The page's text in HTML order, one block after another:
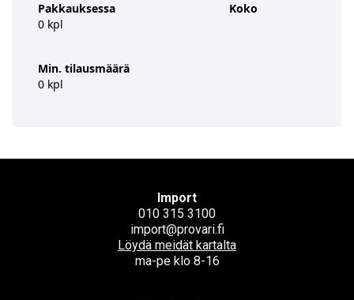
Pakkauksessa
0 kpl
Min. tilausmäärä
0 kpl
Koko
Import
010 315 3100
import@provari.fi
Löydä meidät kartalta
ma-pe klo 8-16